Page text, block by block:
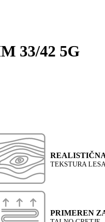
33/42 5G
TEKSTURA LESA
PRIMEREN